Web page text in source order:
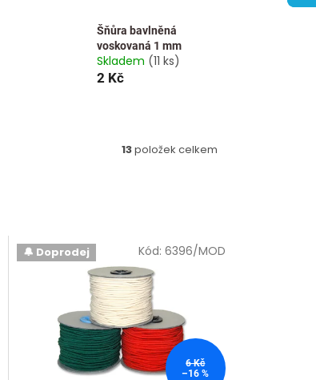
Šňůra bavlněná
voskovaná 1 mm
Skladem (11 ks)
2 Kč
13položek celkem
🔔 Doprodej
6 Kč
–16 %
Kód: 6396/MOD